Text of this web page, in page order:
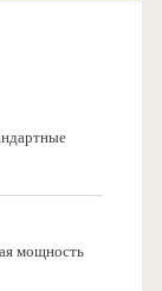
мощность